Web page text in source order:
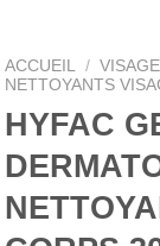
ACCUEIL / VISAGE
NETTOYANTS
HYFAC